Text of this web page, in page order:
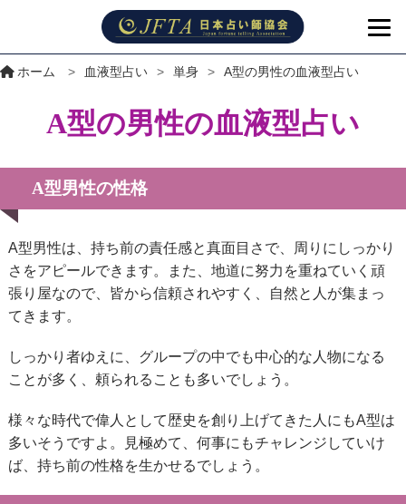
ホーム > 血液型占い > 単身 > A型の男性の血液型占い
A型の男性の血液型占い
A型男性の性格
A型男性は、持ち前の責任感と真面目さで、周りにしっかり
さをアピールできます。また、地道に努力を重ねていく頑
張り屋なので、皆から信頼されやすく、自然と人が集まっ
てきます。
しっかり者ゆえに、グループの中でも中心的な人物になる
ことが多く、頼られることも多いでしょう。
様々な時代で偉人として歴史を創り上げてきた人にもA型は
多いそうですよ。見極めて、何事にもチャレンジしていけ
ば、持ち前の性格を生かせるでしょう。